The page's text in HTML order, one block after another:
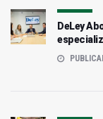
DeLey